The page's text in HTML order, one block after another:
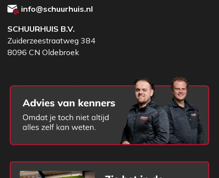
info@schuurhuis.nl
SCHUURHUIS B.V.
Zuiderzeestraatweg 384
8096 CN Oldebroek